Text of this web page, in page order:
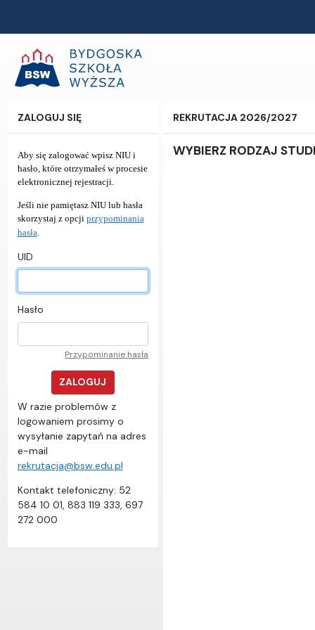
ZALOGUJ SIĘ
Aby się zalogować wpisz NIU i
hasło, które otrzymałeś w procesie
elektronicznej rejestracji.
Jeśli nie pamiętasz NIU lub hasła
skorzystaj z opcji przypominania
hasła
UID
Hasło
Przypominanie hasła
ZALOGUJ
W razie problemów z
logowaniem prosimy o
wysyłanie zapytań na adres
e-mail
rekrutacja@bsw.edu.pl
Kontakt telefoniczny: 52
584 10 01, 883 119 333, 697
272 000
REKRUTACJA 2026/2027
WYBIERZ RODZAJ